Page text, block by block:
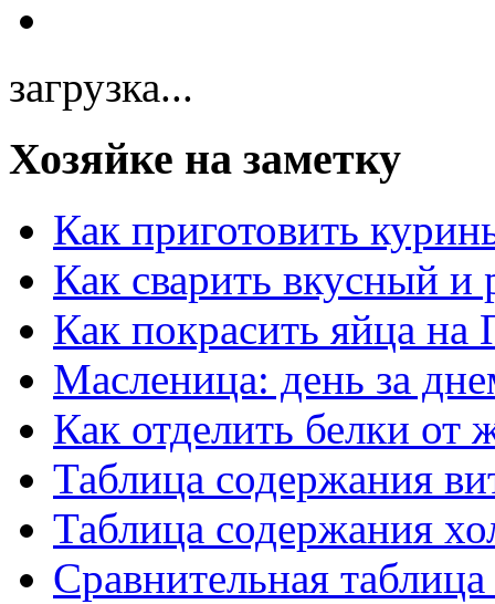
загрузка...
Хозяйке на заметку
Как приготовить
Как сварить вкусный и
Как покрасить яйца на
Масленица: день за
Как отделить белки от
Таблица содержания
Таблица содержания
Сравнительная